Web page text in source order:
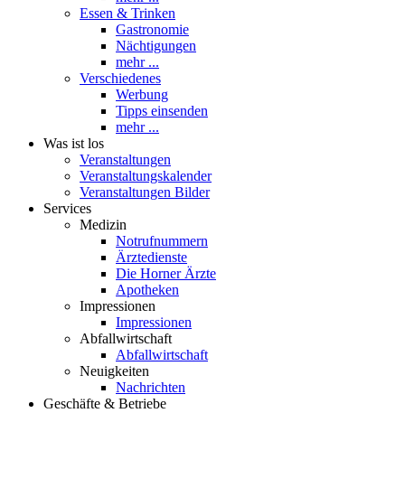
Essen & Trinken
Gastronomie
Nächtigungen
mehr ...
Verschiedenes
Werbung
Tipps einsenden
mehr ...
Was ist los
Veranstaltungen
Veranstaltungskalender
Veranstaltungen Bilder
Services
Medizin
Notrufnummern
Ärztedienste
Die Horner Ärzte
Apotheken
Impressionen
Impressionen
Abfallwirtschaft
Abfallwirtschaft
Neuigkeiten
Nachrichten
Geschäfte & Betriebe